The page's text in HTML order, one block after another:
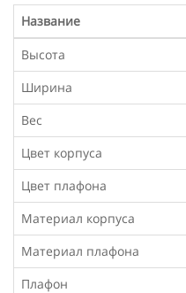
Название
Высота
Ширина
Вес
Цвет корпуса
Цвет плафона
Материал корпуса
Материал плафона
Плафон